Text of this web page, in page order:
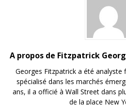
A propos de Fitzpatrick
Georges Fitzpatrick a été analyste
spécialisé dans les marchés
ans, il a officié à Wall Street dans
de la place New